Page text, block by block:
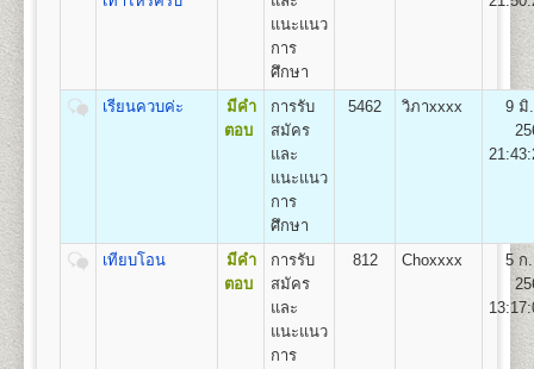
หลักสูตร 4 ปี 137-139
หน่วยกิต
ชื่อปริญญา
ศิลปกรรมศาสตรบัณฑิต (ศป.บ) Bachelor of
3.สาขาวิชาดนตรีไทยสมัยนิยม
หลักสูตร 6 ปี จำนวน 238
3 150 800
800
5 250 500 800 100 500 100
800
800
8 400 500 800 100 500 100
800
2,450
800
แนะแนว
การ
ศึกษา
เรียนควบค่ะ
มีคำ
ตอบ
การรับ
สมัคร
และ
แนะแนว
การ
ศึกษา
5462 วิภาxxxx
9 มิ
เทียบโอน
มีคำ
ตอบ
การรับ
สมัคร
และ
แนะแนว
การ
812 Choxxxx
5 ก